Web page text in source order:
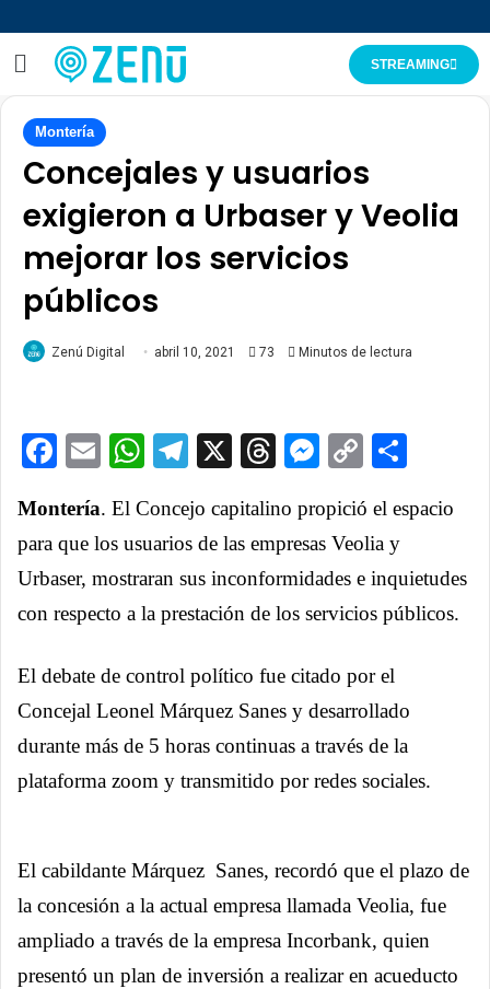
STREAMING
Montería
Concejales y usuarios
exigieron a Urbaser y Veolia
mejorar los servicios
públicos
Zenú Digital abril 10, 2021 73 Minutos de lectura
Facebook
EmailWhatsApp
Telegram
X ThreadsCopy
Montería. El Concejo capitalino propició el espacio
para que los usuarios de las empresas Veolia y
Urbaser, mostraran sus inconformidades e inquietudes
con respecto a la prestación de los servicios públicos.
El debate de control político fue citado por el
Concejal Leonel Márquez Sanes y desarrollado
durante más de 5 horas continuas a través de la
plataforma zoom y transmitido por redes sociales.
El cabildante Márquez Sanes, recordó que el plazo de
la concesión a la actual empresa llamada Veolia, fue
ampliado a través de la empresa Incorbank, quien
presentó un plan de inversión a realizar en acueducto